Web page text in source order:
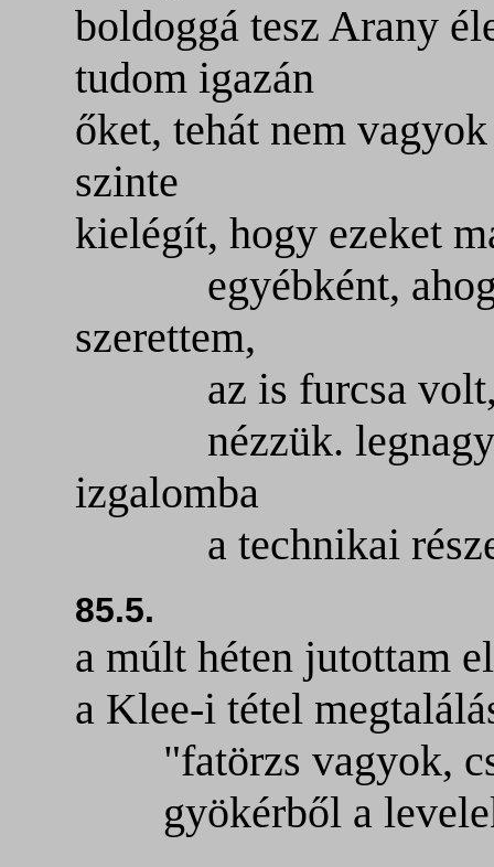
boldoggá tesz Arany
tudom igazán
őket, tehát nem
szinte
kielégít, hogy ezeket
egyébként,
szerettem,
az is furcsa volt,
nézzük.
izgalomba
a technikai része
85.5.
a múlt héten jutottam
a Klee-i tétel
"fatörzs vagyok,
gyökérből a